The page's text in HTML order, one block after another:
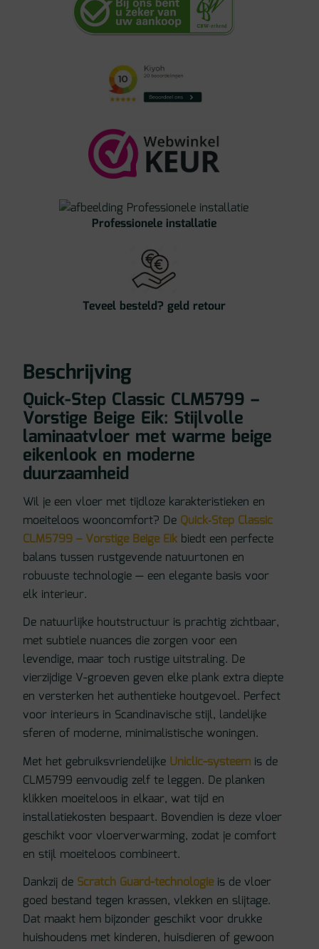
Professionele installatie
Teveel besteld? geld retour
Beschrijving
Quick-Step Classic CLM5799 –
Vorstige Beige Eik: Stijlvolle
laminaatvloer met warme beige
eikenlook en moderne
duurzaamheid
Wil je een vloer met tijdloze karakteristieken en
moeiteloos wooncomfort? De Quick‑Step Classic
CLM5799 – Vorstige Beige Eik biedt een perfecte
balans tussen rustgevende natuurtonen en
robuuste technologie — een elegante basis voor
elk interieur.
De natuurlijke houtstructuur is prachtig zichtbaar,
met subtiele nuances die zorgen voor een
levendige, maar toch rustige uitstraling. De
vierzijdige V-groeven geven elke plank extra diepte
en versterken het authentieke houtgevoel. Perfect
voor interieurs in Scandinavische stijl, landelijke
sferen of moderne, minimalistische woningen.
Met het gebruiksvriendelijke Uniclic-systeem is de
CLM5799 eenvoudig zelf te leggen. De planken
klikken moeiteloos in elkaar, wat tijd en
installatiekosten bespaart. Bovendien is deze vloer
geschikt voor vloerverwarming, zodat je comfort
en stijl moeiteloos combineert.
Dankzij de Scratch Guard-technologieis de vloer
goed bestand tegen krassen, vlekken en slijtage.
Dat maakt hem bijzonder geschikt voor drukke
huishoudens met kinderen, huisdieren of gewoon